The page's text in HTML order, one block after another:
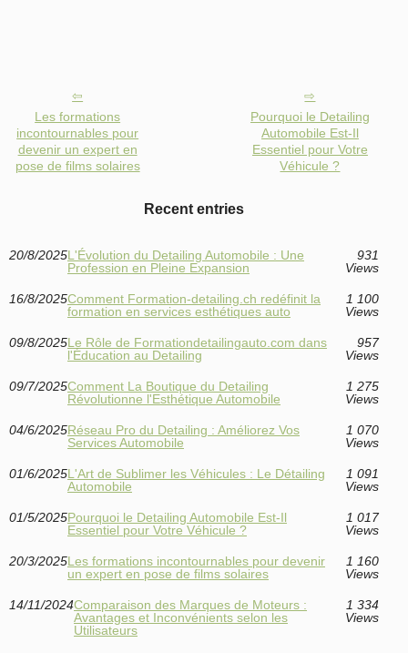
Les formations
incontournables pour
devenir un expert en
pose de films solaires
Pourquoi le Detailing
Automobile Est-Il
Essentiel pour Votre
Véhicule ?
Recent entries
20/8/2025L'Évolution du Detailing Automobile : Une
Profession en Pleine Expansion
931
Views
16/8/2025Comment Formation-detailing.ch redéfinit la
formation en services esthétiques auto
1 100
Views
09/8/2025Le Rôle de Formationdetailingauto.com dans
l'Éducation au Detailing
957
Views
09/7/2025Comment La Boutique du Detailing
Révolutionne l'Esthétique Automobile
1 275
Views
04/6/2025Réseau Pro du Detailing : Améliorez Vos
Services Automobile
1 070
Views
01/6/2025L'Art de Sublimer les Véhicules : Le Détailing
Automobile
1 091
Views
01/5/2025Pourquoi le Detailing Automobile Est-Il
Essentiel pour Votre Véhicule ?
1 017
Views
20/3/2025Les formations incontournables pour devenir
un expert en pose de films solaires
1 160
Views
14/11/2024Comparaison des Marques de Moteurs :
Avantages et Inconvénients selon les
Utilisateurs
1 334
Views